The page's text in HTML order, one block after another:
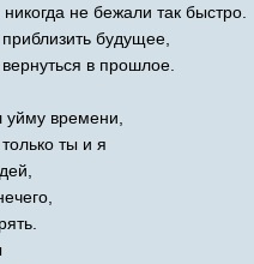
не бежали так быстро.
будущее,
в прошлое.
уйму времени,
ты и я